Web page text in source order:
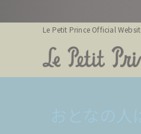
Le Petit Prince Official
おとなの